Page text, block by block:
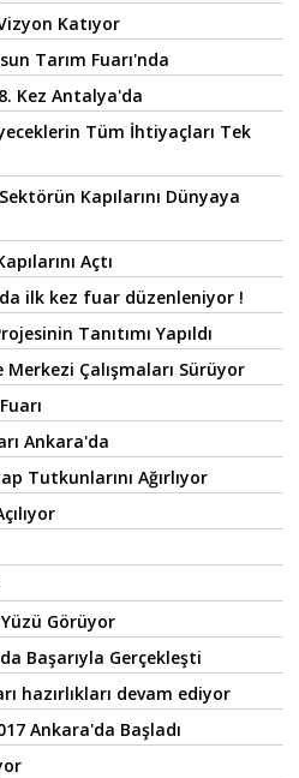
Katıyor
Tarım Fuarı'nda
Kez Antalya'da
Tüm İhtiyaçları Tek
Kapılarını Dünyaya
Açtı
ilk kez fuar düzenleniyor !
Tanıtımı Yapıldı
Çalışmaları Sürüyor
Ankara'da
Tutkunlarını Ağırlıyor
Görüyor
Başarıyla Gerçekleşti
hazırlıkları devam ediyor
Ankara'da Başladı